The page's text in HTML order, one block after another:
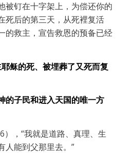
被钉在十字架上，为偿还你的
死后的第三天，从死裡复活
的救主，宣告救恩的预备已经
死、被埋葬了又死而复
和进入天国的唯一方
），“我就是道路、真理、生
人能到父那里去。”